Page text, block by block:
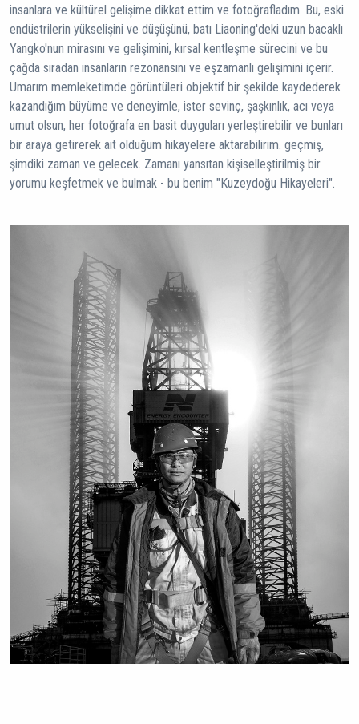
insanlara ve kültürel gelişime dikkat ettim ve fotoğrafladım. Bu, eski
endüstrilerin yükselişini ve düşüşünü, batı Liaoning'deki uzun bacaklı
Yangko'nun mirasını ve gelişimini, kırsal kentleşme sürecini ve bu
çağda sıradan insanların rezonansını ve eşzamanlı gelişimini içerir.
Umarım memleketimde görüntüleri objektif bir şekilde kaydederek
kazandığım büyüme ve deneyimle, ister sevinç, şaşkınlık, acı veya
umut olsun, her fotoğrafa en basit duyguları yerleştirebilir ve bunları
bir araya getirerek ait olduğum hikayelere aktarabilirim. geçmiş,
şimdiki zaman ve gelecek. Zamanı yansıtan kişiselleştirilmiş bir
yorumu keşfetmek ve bulmak - bu benim "Kuzeydoğu Hikayeleri".